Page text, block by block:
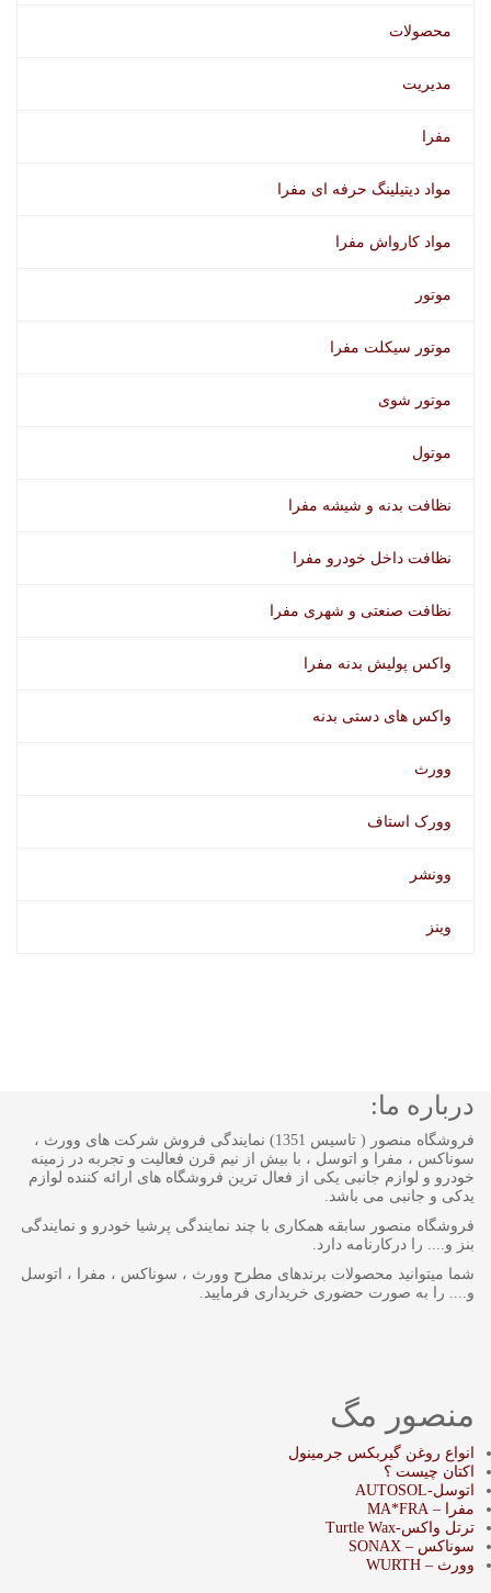
محصولات
مدیریت
مفرا
مواد دیتیلینگ حرفه ای مفرا
مواد کارواش مفرا
موتور
موتور سیکلت مفرا
موتور شوی
موتول
نظافت بدنه و شیشه مفرا
نظافت داخل خودرو مفرا
نظافت صنعتی و شهری مفرا
واکس پولیش بدنه مفرا
واکس های دستی بدنه
وورث
وورک استاف
وونشر
وینز
درباره ما:
فروشگاه منصور ( تاسیس 1351) نمایندگی فروش شرکت های وورث ،
سوناکس ، مفرا و اتوسل ، با بیش از نیم قرن فعالیت و تجربه در زمینه
خودرو و لوازم جانبی یکی از فعال ترین فروشگاه های ارائه کننده لوازم
یدکی و جانبی می باشد.
فروشگاه منصور سابقه همکاری با چند نمایندگی پرشیا خودرو و نمایندگی
بنز و.... را درکارنامه دارد.
شما میتوانید محصولات برندهای مطرح وورث ، سوناکس ، مفرا ، اتوسل
و.... را به صورت حضوری خریداری فرمایید.
منصور مگ
انواع روغن گیربکس جرمینول
اکتان چیست ؟
اتوسل-AUTOSOL
مفرا – MA*FRA
ترتل واکس-Turtle Wax
سوناکس – SONAX
وورث – WURTH